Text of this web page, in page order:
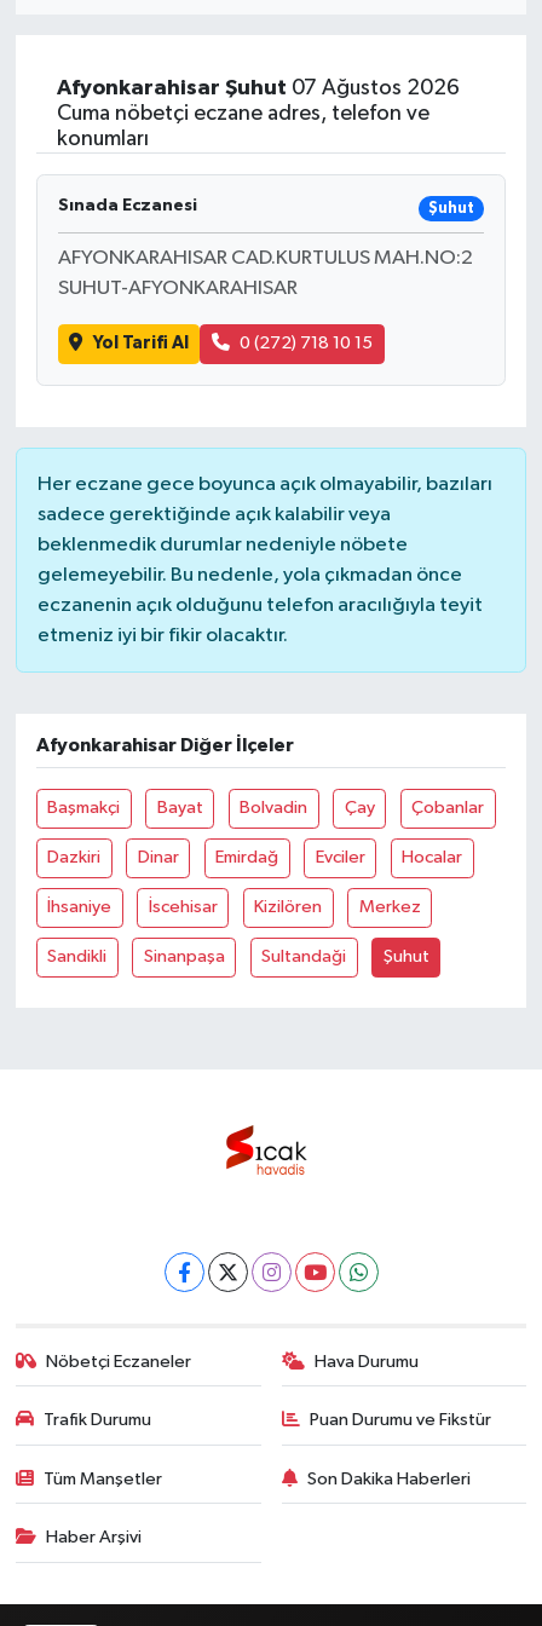
Afyonkarahisar Şuhut 07 Ağustos 2026
Cuma nöbetçi eczane adres, telefon ve
konumları
Sınada Eczanesi Şuhut
AFYONKARAHISAR CAD.KURTULUS MAH.NO:2
SUHUT-AFYONKARAHISAR
Yol Tarifi Al 0 (272) 718 10 15
Her eczane gece boyunca açık olmayabilir, bazıları
sadece gerektiğinde açık kalabilir veya
beklenmedik durumlar nedeniyle nöbete
gelemeyebilir. Bu nedenle, yola çıkmadan önce
eczanenin açık olduğunu telefon aracılığıyla teyit
etmeniz iyi bir fikir olacaktır.
Afyonkarahisar Diğer İlçeler
Başmakçi Bayat Bolvadin Çay Çobanlar
Dazkiri Dinar Emirdağ Evciler Hocalar
İhsaniye İscehisar Kizilören Merkez
Sandikli Sinanpaşa Sultandaği Şuhut
Nöbetçi Eczaneler Hava Durumu
Trafik Durumu Puan Durumu ve Fikstür
Tüm Manşetler Son Dakika Haberleri
Haber Arşivi
Sağlık
Magazin
Gündem
Kültür & Sanat
Genel
Bilim, Teknoloji